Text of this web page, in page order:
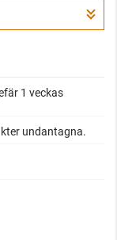
1 veckas
undantagna.